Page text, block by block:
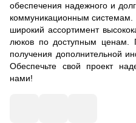
обеспечения надежного и
коммуникационным системам.
широкий ассортимент
люков по доступным ценам.
получения дополнительной
Обеспечьте свой проект
нами!